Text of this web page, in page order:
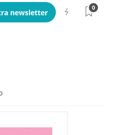
newsletter
0